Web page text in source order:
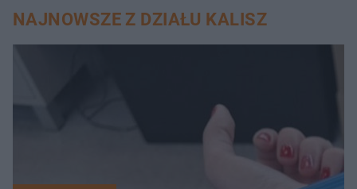
NAJNOWSZE Z DZIAŁU KALISZ